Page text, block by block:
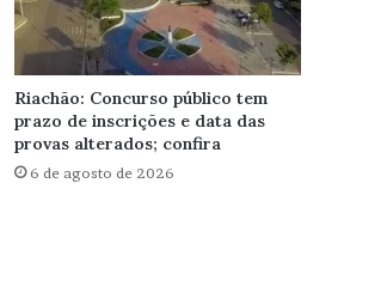
Riachão: Concurso público tem
prazo de inscrições e data das
provas alterados; confira
6 de agosto de 2026